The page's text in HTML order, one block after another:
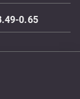
0.65